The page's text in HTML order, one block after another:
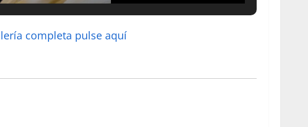
completa pulse aquí